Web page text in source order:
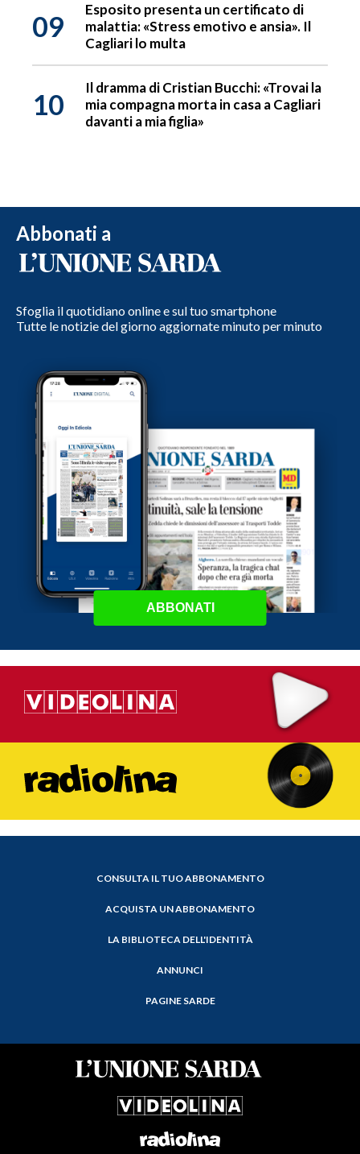
09
Esposito presenta un certificato di
malattia: «Stress emotivo e ansia». Il
Cagliari lo multa
10
Il dramma di Cristian Bucchi: «Trovai la
mia compagna morta in casa a Cagliari
davanti a mia figlia»
Abbonati a
Sfoglia il quotidiano online e sul tuo smartphone
Tutte le notizie del giorno aggiornate minuto per minuto
ABBONATI
CONSULTA IL TUO ABBONAMENTO
ACQUISTA UN ABBONAMENTO
LA BIBLIOTECA DELL'IDENTITÀ
ANNUNCI
PAGINE SARDE